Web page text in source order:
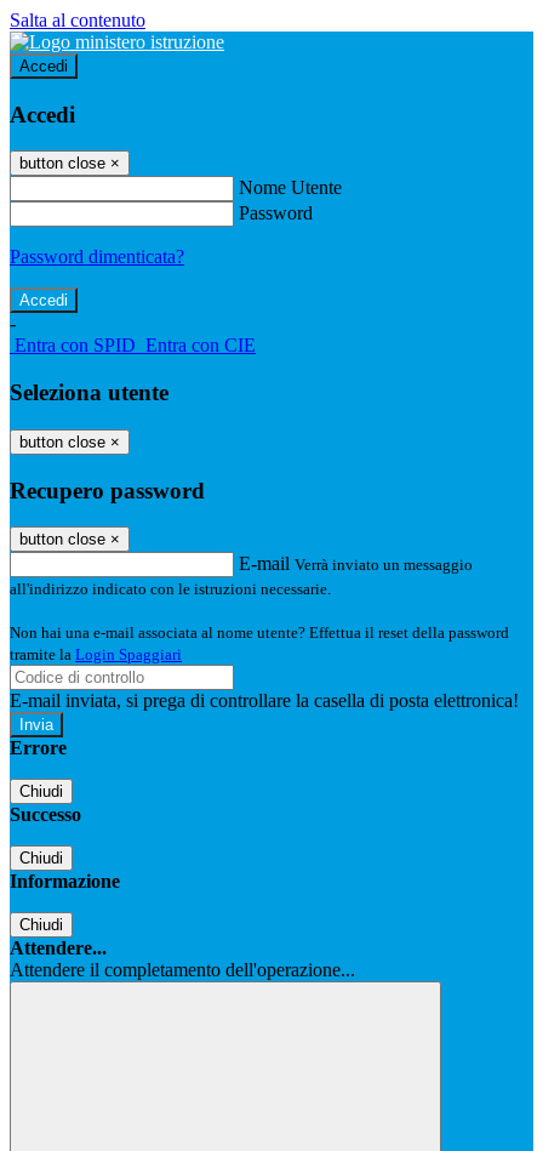
Salta al contenuto
Accedi
Accedi
button close ×
Nome Utente
Password
Password dimenticata?
-
Entra con SPID Entra con CIE
Seleziona utente
button close ×
Recupero password
button close ×
E-mail Verrà inviato un messaggio
all'indirizzo indicato con le istruzioni necessarie.
Non hai una e-mail associata al nome utente? Effettua il reset della password
tramite la Login Spaggiari
E-mail inviata, si prega di controllare la casella di posta elettronica!
Errore
Chiudi
Successo
Chiudi
Informazione
Chiudi
Attendere...
Attendere il completamento dell'operazione...